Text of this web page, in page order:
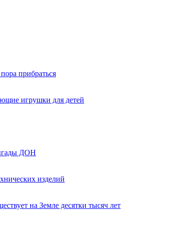
прибраться
игрушки для детей
ДОН
изделий
на Земле десятки тысяч лет